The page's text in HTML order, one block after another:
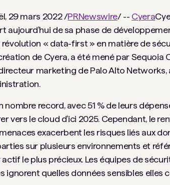
29 mars 2022 /PRNewswire/ -- Cyera
aujourd'hui de sa phase de
« data-first » en matière de
de Cyera, a été mené par Sequoia
marketing de Palo Alto
nombre record, avec 51 % de leurs
vers le cloud d'ici 2025. Cependant, le
exacerbent les risques liés aux
sur plusieurs environnements et
le plus précieux. Les équipes de
ignorent quelles données sensibles elles